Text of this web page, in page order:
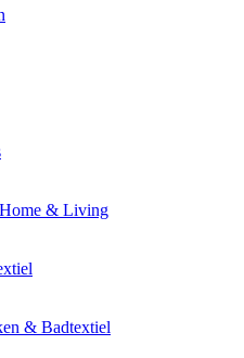
Home & Living
& Badtextiel